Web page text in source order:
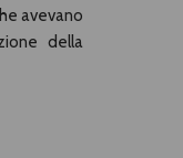
avevano
della